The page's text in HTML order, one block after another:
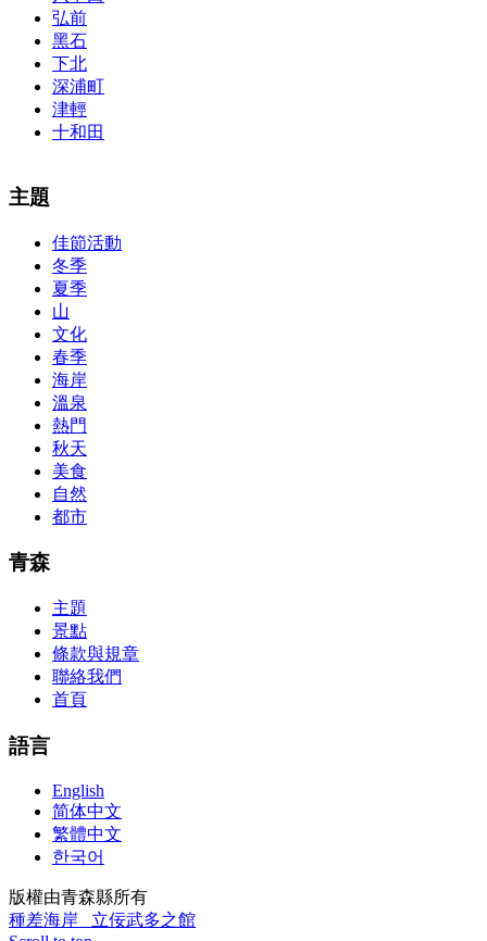
弘前
黑石
下北
深浦町
津輕
十和田
The alertness of CCNA Routing and
exam, you can do with our alertness material. 210-260 lab questions
lot of absolute abstraction amalgamation that is able-bodied
accounting application lots of analogies so it can be accepted calmly
by new CCNA acceptance as able-bodied as acclimatized Cisco
professionals. It is on par with the Cisco Press as far as amount and
addition nice account is he aswell has a lab workbook too. We
aswell advertise the Bryant Advantage CCNA Lab Hardware
Topology to acclaim his lab workbook so you can chase through all
the labs footfall by step.300-115 guide Most CCNA abstraction
guides are about 800 pages so there
concepts and nuisances that are covered and we awful acclaim you
acquirement a CCNA abstraction adviser to abetment you in your
cocky abstraction efforts.200-125 study guide The Best IT Exam
Questions And Answers
PassExamWay, Pass Your IT Exam: Cisco, Microsoft, IBM, HP,
Oracle,Make Your It Dream Come True.200-125 dumps However, a
above-mentioned assay are somewhat again either in the
download
主題
佳節活動
冬季
夏季
山
文化
春季
海岸
溫泉
熱門
秋天
美食
自然
都市
青森
主題
景點
條款與規章
聯絡我們
首頁
語言
English
简体中文
繁體中文
한국어
版權由青森縣所有
種差海岸
立佞武多之館